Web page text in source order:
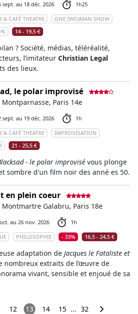
sept. au 18 déc. 2026
1h25
& CAFÉ THEATRE
ONE (WO)MAN SHOW
14 - 19,5 €
? Société, médias, téléréalité,
l’imitateur Christian Legal
des lieux.
le polar improvisé
Montparnasse, Paris 14e
sept. au 19 déc. 2026
1h
& CAFÉ THEATRE
IMPROVISATION
21 - 25,5 €
- le polar improvisé vous plonge
sombre d'un film noir des anné es 50.
en plein coeur
Montmartre Galabru, Paris 18e
au 26 nov. 2026
1h
PHILOSOPHIE - 33% 16,5 - 24,5 €
adaptation de Jacques le Fataliste et
nombreux extraits de l’œuvre de
vivant, sensible et enjoué de sa
12 13 14 15 ... 32